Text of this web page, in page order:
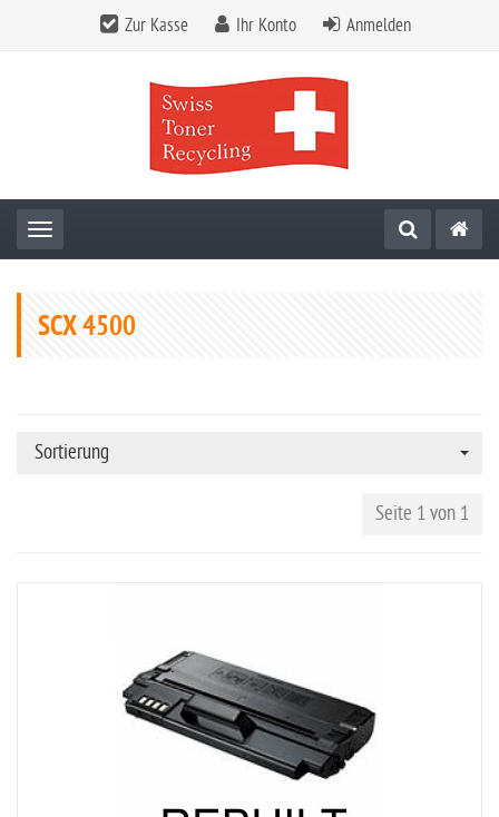
Zur Kasse Ihr Konto Anmelden
Toggle navigation
SCX 4500
Sortierung
Seite 1 von 1